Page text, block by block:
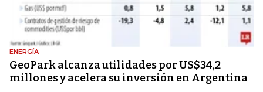
ENERGÍA
GeoPark alcanza utilidades por US$34,2
millones y acelera su inversión en Argentina